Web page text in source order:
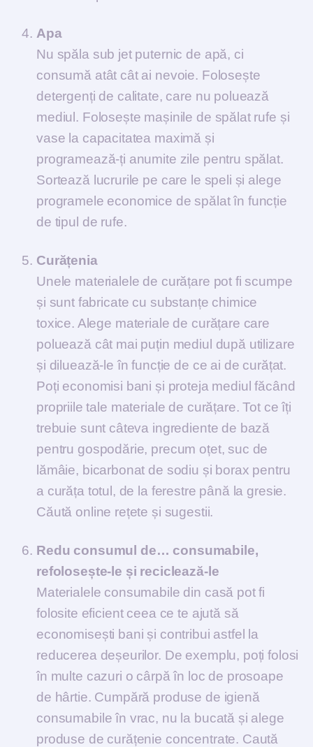
Apa
Nu spăla sub jet puternic de apă, ci
consumă atât cât ai nevoie. Folosește
detergenți de calitate, care nu poluează
mediul. Folosește mașinile de spălat rufe și
vase la capacitatea maximă și
programează-ți anumite zile pentru spălat.
Sortează lucrurile pe care le speli și alege
programele economice de spălat în funcție
de tipul de rufe.
Curățenia
Unele materialele de curățare pot fi scumpe
și sunt fabricate cu substanțe chimice
toxice. Alege materiale de curățare care
poluează cât mai puțin mediul după utilizare
și diluează-le în funcție de ce ai de curățat.
Poți economisi bani și proteja mediul făcând
propriile tale materiale de curățare. Tot ce îți
trebuie sunt câteva ingrediente de bază
pentru gospodărie, precum oțet, suc de
lămâie, bicarbonat de sodiu și borax pentru
a curăța totul, de la ferestre până la gresie.
Căută online rețete și sugestii.
Redu consumul de… consumabile,
refolosește-le și reciclează-le
Materialele consumabile din casă pot fi
folosite eficient ceea ce te ajută să
economisești bani și contribui astfel la
reducerea deșeurilor. De exemplu, poți folosi
în multe cazuri o cârpă în loc de prosoape
de hârtie. Cumpără produse de igienă
consumabile în vrac, nu la bucată și alege
produse de curățenie concentrate. Caută